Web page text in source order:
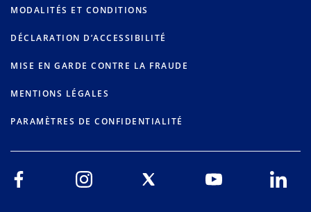
MODALITÉS ET CONDITIONS
DÉCLARATION D’ACCESSIBILITÉ
MISE EN GARDE CONTRE LA FRAUDE
MENTIONS LÉGALES
PARAMÈTRES DE CONFIDENTIALITÉ